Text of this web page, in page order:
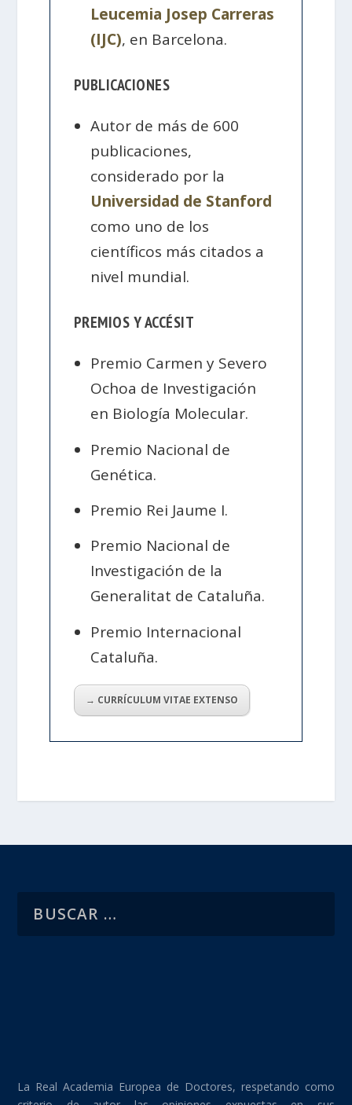
Leucemia Josep Carreras
(IJC), en Barcelona.
PUBLICACIONES
Autor de más de 600
publicaciones,
considerado por la
Universidad de Stanford
como uno de los
científicos más citados a
nivel mundial.
PREMIOS Y ACCÉSIT
Premio Carmen y Severo
Ochoa de Investigación
en Biología Molecular.
Premio Nacional de
Genética.
Premio Rei Jaume I.
Premio Nacional de
Investigación de la
Generalitat de Cataluña.
Premio Internacional
Cataluña.
→ CURRÍCULUM VITAE EXTENSO
La Real Academia Europea de Doctores, respetando como